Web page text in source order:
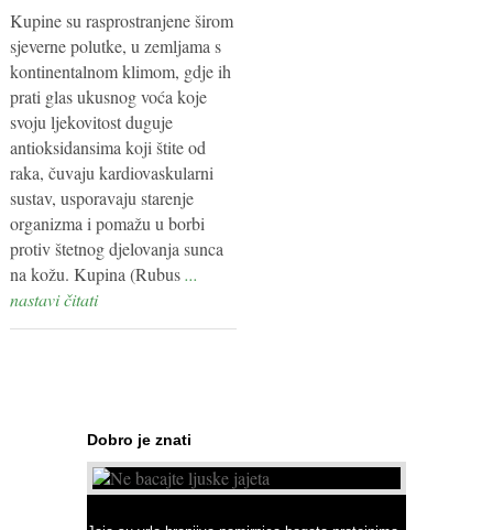
Kupine su rasprostranjene širom
sjeverne polutke, u zemljama s
kontinentalnom klimom, gdje ih
prati glas ukusnog voća koje
svoju ljekovitost duguje
antioksidansima koji štite od
raka, čuvaju kardiovaskularni
sustav, usporavaju starenje
organizma i pomažu u borbi
protiv štetnog djelovanja sunca
na kožu. Kupina (Rubus...
nastavi čitati
Dobro je znati